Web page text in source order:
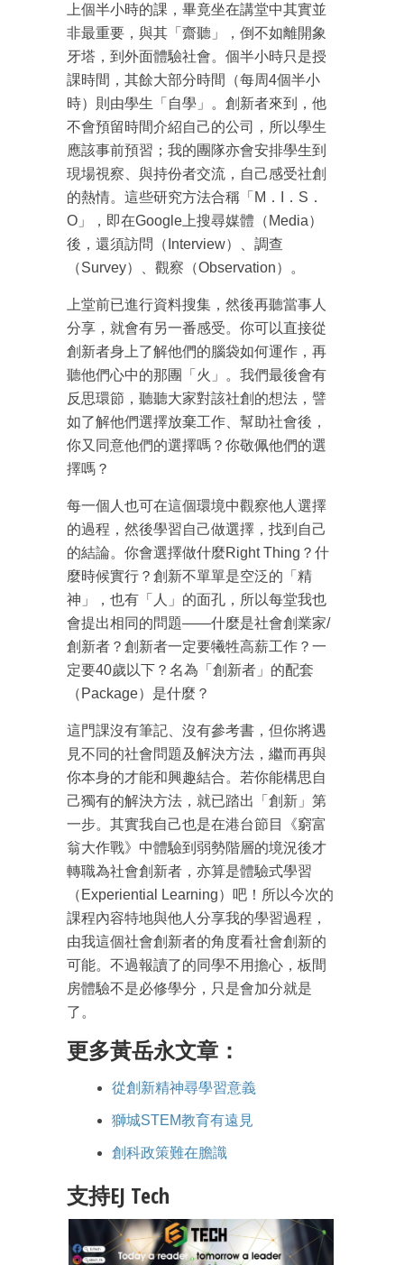
上個半小時的課，畢竟坐在講堂中其實並
非最重要，與其「齋聽」，倒不如離開象
牙塔，到外面體驗社會。個半小時只是授
課時間，其餘大部分時間（每周4個半小
時）則由學生「自學」。創新者來到，他
不會預留時間介紹自己的公司，所以學生
應該事前預習；我的團隊亦會安排學生到
現場視察、與持份者交流，自己感受社創
的熱情。這些研究方法合稱「M．I．S．
O」，即在Google上搜尋媒體（Media）
後，還須訪問（Interview）、調查
（Survey）、觀察（Observation）。
上堂前已進行資料搜集，然後再聽當事人
分享，就會有另一番感受。你可以直接從
創新者身上了解他們的腦袋如何運作，再
聽他們心中的那團「火」。我們最後會有
反思環節，聽聽大家對該社創的想法，譬
如了解他們選擇放棄工作、幫助社會後，
你又同意他們的選擇嗎？你敬佩他們的選
擇嗎？
每一個人也可在這個環境中觀察他人選擇
的過程，然後學習自己做選擇，找到自己
的結論。你會選擇做什麼Right Thing？什
麼時候實行？創新不單單是空泛的「精
神」，也有「人」的面孔，所以每堂我也
會提出相同的問題——什麼是社會創業家/
創新者？創新者一定要犧牲高薪工作？一
定要40歲以下？名為「創新者」的配套
（Package）是什麼？
這門課沒有筆記、沒有參考書，但你將遇
見不同的社會問題及解決方法，繼而再與
你本身的才能和興趣結合。若你能構思自
己獨有的解決方法，就已踏出「創新」第
一步。其實我自己也是在港台節目《窮富
翁大作戰》中體驗到弱勢階層的境況後才
轉職為社會創新者，亦算是體驗式學習
（Experiential Learning）吧！所以今次的
課程內容特地與他人分享我的學習過程，
由我這個社會創新者的角度看社會創新的
可能。不過報讀了的同學不用擔心，板間
房體驗不是必修學分，只是會加分就是
了。
更多黃岳永文章：
從創新精神尋學習意義
獅城STEM教育有遠見
創科政策難在膽識
支持EJ Tech
成為 EJ Tech 會員
最新資訊（附創業懶人包）
箱！